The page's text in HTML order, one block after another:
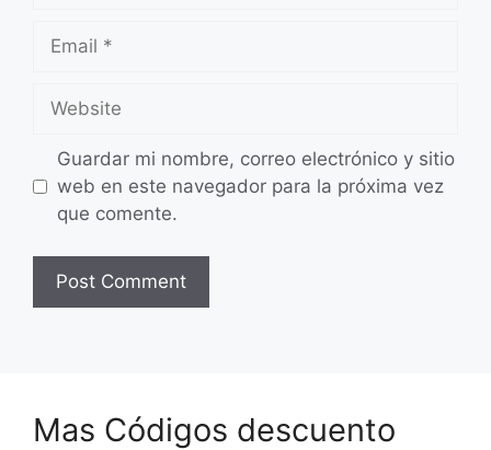
Email
Website
Guardar mi nombre, correo electrónico y sitio
web en este navegador para la próxima vez
que comente.
Mas Códigos descuento